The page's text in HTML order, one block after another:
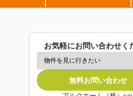
お気軽にお問い合わせく
無料お問い合わせ